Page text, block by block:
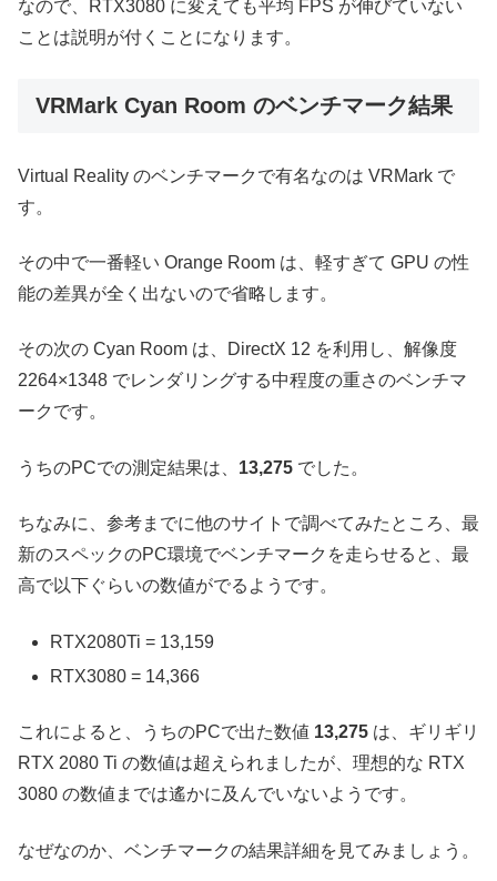
なので、RTX3080 に変えても平均 FPS が伸びていない
ことは説明が付くことになります。
VRMark Cyan Room のベンチマーク結果
Virtual Reality のベンチマークで有名なのは VRMark で
す。
その中で一番軽い Orange Room は、軽すぎて GPU の性
能の差異が全く出ないので省略します。
その次の Cyan Room は、DirectX 12 を利用し、解像度
2264×1348 でレンダリングする中程度の重さのベンチマ
ークです。
うちのPCでの測定結果は、 13,275 でした。
ちなみに、参考までに他のサイトで調べてみたところ、最
新のスペックのPC環境でベンチマークを走らせると、最
高で以下ぐらいの数値がでるようです。
RTX2080Ti = 13,159
RTX3080 = 14,366
これによると、うちのPCで出た数値 13,275 は、ギリギリ
RTX 2080 Ti の数値は超えられましたが、理想的な RTX
3080 の数値までは遙かに及んでいないようです。
なぜなのか、ベンチマークの結果詳細を見てみましょう。